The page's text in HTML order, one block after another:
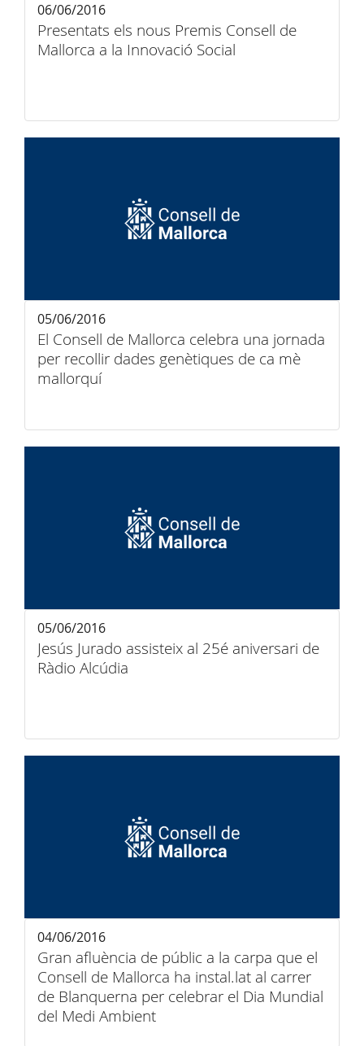
Presentats els nous Premis Consell de
Mallorca a la Innovació Social
06/06/2016
El Consell de Mallorca celebra una jornada
per recollir dades genètiques de ca mè
mallorquí
05/06/2016
Jesús Jurado assisteix al 25é aniversari de
Ràdio Alcúdia
05/06/2016
Gran afluència de públic a la carpa que el
Consell de Mallorca ha instal.lat al carrer
de Blanquerna per celebrar el Dia Mundial
del Medi Ambient
04/06/2016